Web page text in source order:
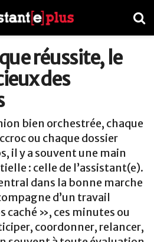
réussite, le
des
bien orchestrée, chaque
ou chaque dossier
il y a souvent une main
: celle de l’assistant(e).
dans la bonne marche
d’un travail
caché », ces minutes ou
coordonner, relancer,